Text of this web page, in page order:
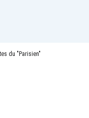
du "Parisien"